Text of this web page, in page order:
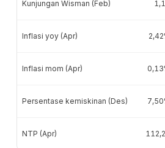
Kunjungan Wisman (Feb)
Inflasi yoy (Apr)
Inflasi mom (Apr)
Persentase kemiskinan (Des)
NTP (Apr)